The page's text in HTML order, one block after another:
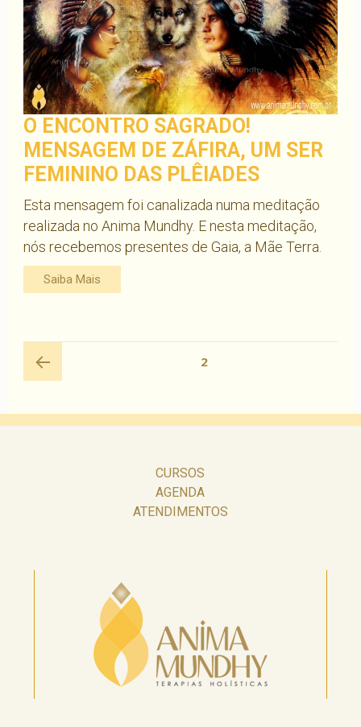
O ENCONTRO SAGRADO!
MENSAGEM DE ZÁFIRA, UM SER
FEMININO DAS PLÊIADES
Esta mensagem foi canalizada numa meditação
realizada no Anima Mundhy. E nesta meditação,
nós recebemos presentes de Gaia, a Mãe Terra.
Saiba Mais
por
PÁGINA2
CURSOS
AGENDA
ATENDIMENTOS